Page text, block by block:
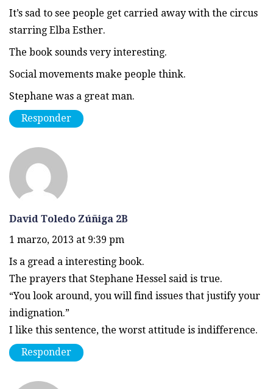
It’s sad to see people get carried away with the circus
starring Elba Esther.
The book sounds very interesting.
Social movements make people think.
Stephane was a great man.
Responder
David Toledo Zúñiga 2B
1 marzo, 2013 at 9:39 pm
Is a gread a interesting book.
The prayers that Stephane Hessel said is true.
“You look around, you will find issues that justify your
indignation.”
I like this sentence, the worst attitude is indifference.
Responder